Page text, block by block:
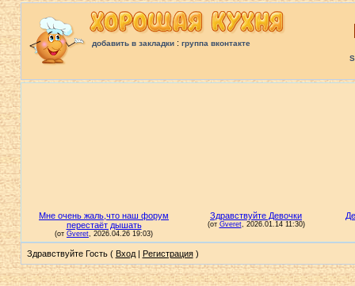
добавить в закладки: группа вконтакте
Здравствуйте Гость ( Вход| Регистрация)